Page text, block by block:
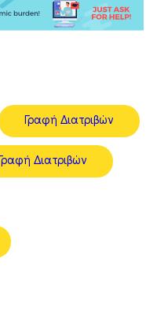
Γραφή Διατριβών
Γραφή Διατριβών